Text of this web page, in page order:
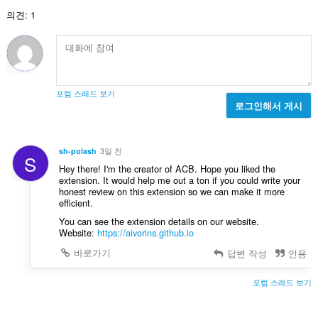
의견: 1
포럼 스레드 보기
로그인해서 게시
S sh-polash 3일 전
Hey there! I'm the creator of ACB. Hope you liked the
extension. It would help me out a ton if you could write your
honest review on this extension so we can make it more
efficient.
You can see the extension details on our website.
Website: https://aivorins.github.io
바로가기
답변 작성 인용
포럼 스레드 보기